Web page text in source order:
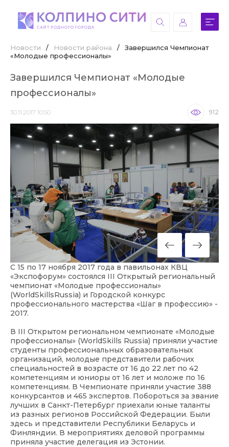
Новости / Новости района /
Завершился Чемпионат
«Молодые профессионалы»
Завершился Чемпионат «Молодые
профессионалы»
30.11.2017 10:50 912
С 15 по 17 ноября 2017 года в павильонах КВЦ
«Экспофорум» состоялся III Открытый региональный
чемпионат «Молодые профессионалы»
(WorldSkillsRussia) и Городской конкурс
профессионального мастерства «Шаг в профессию» -
2017.
В III Открытом региональном чемпионате «Молодые
профессионалы» (WorldSkills Russia) приняли участие
студенты профессиональных образовательных
организаций, молодые представители рабочих
специальностей в возрасте от 16 до 22 лет по 42
компетенциям и юниоры от 16 лет и моложе по 16
компетенциям. В Чемпионате приняли участие 388
конкурсантов и 465 экспертов. Побороться за звание
лучших в Санкт-Петербург приехали юные таланты
из разных регионов Российской Федерации. Были
здесь и представители Республики Беларусь и
Финляндии. В мероприятиях деловой программы
приняла участие делегация из Эстонии.